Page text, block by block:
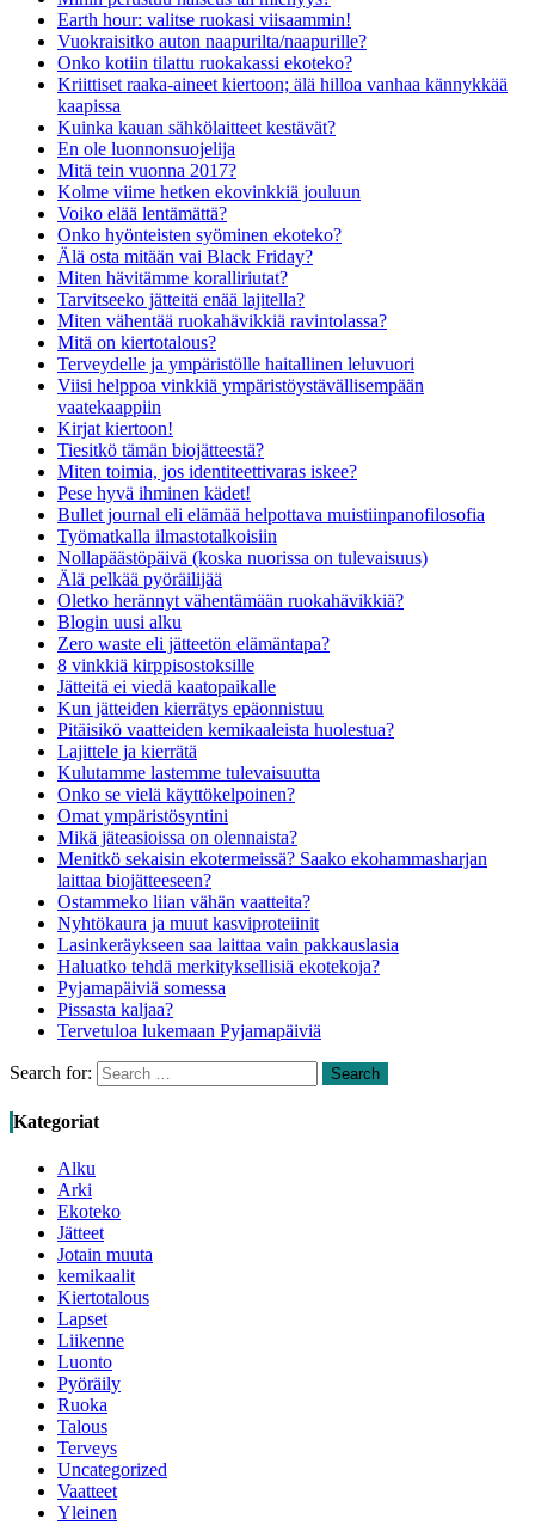
Earth hour: valitse ruokasi viisaammin!
Vuokraisitko auton naapurilta/naapurille?
Onko kotiin tilattu ruokakassi ekoteko?
Kriittiset raaka-aineet kiertoon; älä hilloa vanhaa kännykkää
kaapissa
Kuinka kauan sähkölaitteet kestävät?
En ole luonnonsuojelija
Mitä tein vuonna 2017?
Kolme viime hetken ekovinkkiä jouluun
Voiko elää lentämättä?
Onko hyönteisten syöminen ekoteko?
Älä osta mitään vai Black Friday?
Miten hävitämme koralliriutat?
Tarvitseeko jätteitä enää lajitella?
Miten vähentää ruokahävikkiä ravintolassa?
Mitä on kiertotalous?
Terveydelle ja ympäristölle haitallinen leluvuori
Viisi helppoa vinkkiä ympäristöystävällisempään
vaatekaappiin
Kirjat kiertoon!
Tiesitkö tämän biojätteestä?
Miten toimia, jos identiteettivaras iskee?
Pese hyvä ihminen kädet!
Bullet journal eli elämää helpottava muistiinpanofilosofia
Työmatkalla ilmastotalkoisiin
Nollapäästöpäivä (koska nuorissa on tulevaisuus)
Älä pelkää pyöräilijää
Oletko herännyt vähentämään ruokahävikkiä?
Blogin uusi alku
Zero waste eli jätteetön elämäntapa?
8 vinkkiä kirppisostoksille
Jätteitä ei viedä kaatopaikalle
Kun jätteiden kierrätys epäonnistuu
Pitäisikö vaatteiden kemikaaleista huolestua?
Lajittele ja kierrätä
Kulutamme lastemme tulevaisuutta
Onko se vielä käyttökelpoinen?
Omat ympäristösyntini
Mikä jäteasioissa on olennaista?
Menitkö sekaisin ekotermeissä? Saako ekohammasharjan
laittaa biojätteeseen?
Ostammeko liian vähän vaatteita?
Nyhtökaura ja muut kasviproteiinit
Lasinkeräykseen saa laittaa vain pakkauslasia
Haluatko tehdä merkityksellisiä ekotekoja?
Pyjamapäiviä somessa
Pissasta kaljaa?
Tervetuloa lukemaan Pyjamapäiviä
Search for: Search
Kategoriat
Alku
Arki
Ekoteko
Jätteet
Jotain muuta
kemikaalit
Kiertotalous
Lapset
Liikenne
Luonto
Pyöräily
Ruoka
Talous
Terveys
Uncategorized
Vaatteet
Yleinen